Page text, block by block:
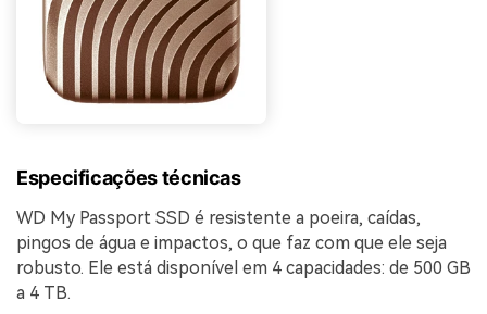
Especificações técnicas
WD My Passport SSD é resistente a poeira, caídas,
pingos de água e impactos, o que faz com que ele seja
robusto. Ele está disponível em 4 capacidades: de 500 GB
a 4 TB.